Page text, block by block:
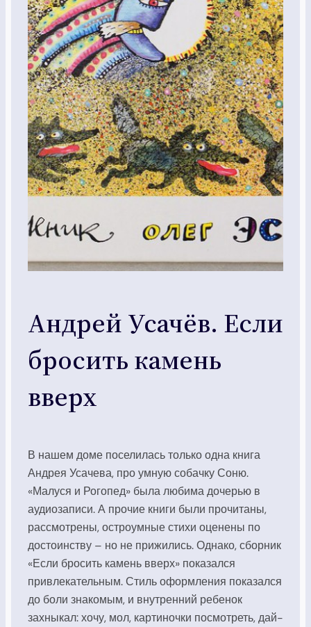
Андрей Усачёв. Если
бросить камень
вверх
В нашем доме поселилась только одна книга
Андрея Усачева, про умную собачку Соню.
«Малуся и Рогопед» была любима дочерью в
аудиозаписи. А прочие книги были прочитаны,
рассмотрены, остроумные стихи оценены по
достоинству – но не прижились. Однако, сборник
«Если бросить камень вверх» показался
привлекательным. Стиль оформления показался
до боли знакомым, и внутренний ребенок
захныкал: хочу, мол, картиночки посмотреть, дай-